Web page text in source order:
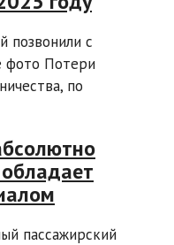
позвонили с
фото Потери
по
пассажирский